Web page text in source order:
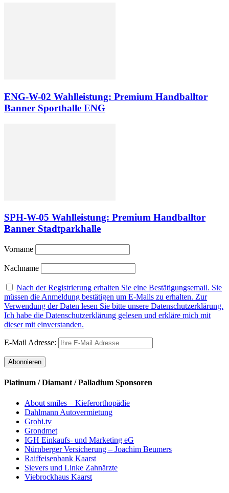
ENG-W-02 Wahlleistung: Premium Handballtor
Banner Sporthalle ENG
SPH-W-05 Wahlleistung: Premium Handballtor
Banner Stadtparkhalle
Vorname
Nachname
Nach der Registrierung erhalten Sie eine Bestätigungsemail. Sie
müssen die Anmeldung bestätigen um E-Mails zu erhalten. Zur
Verwendung der Daten lesen Sie bitte unsere Datenschutzerklärung.
Ich habe die Datenschutzerklärung gelesen und erkläre mich mit
dieser mit einverstanden.
E-Mail Adresse:
Platinum / Diamant / Palladium Sponsoren
About smiles – Kieferorthopädie
Dahlmann Autovermietung
Grobi.tv
Grondmet
IGH Einkaufs- und Marketing eG
Nürnberger Versicherung – Joachim Beumers
Raiffeisenbank Kaarst
Sievers und Linke Zahnärzte
Viebrockhaus Kaarst